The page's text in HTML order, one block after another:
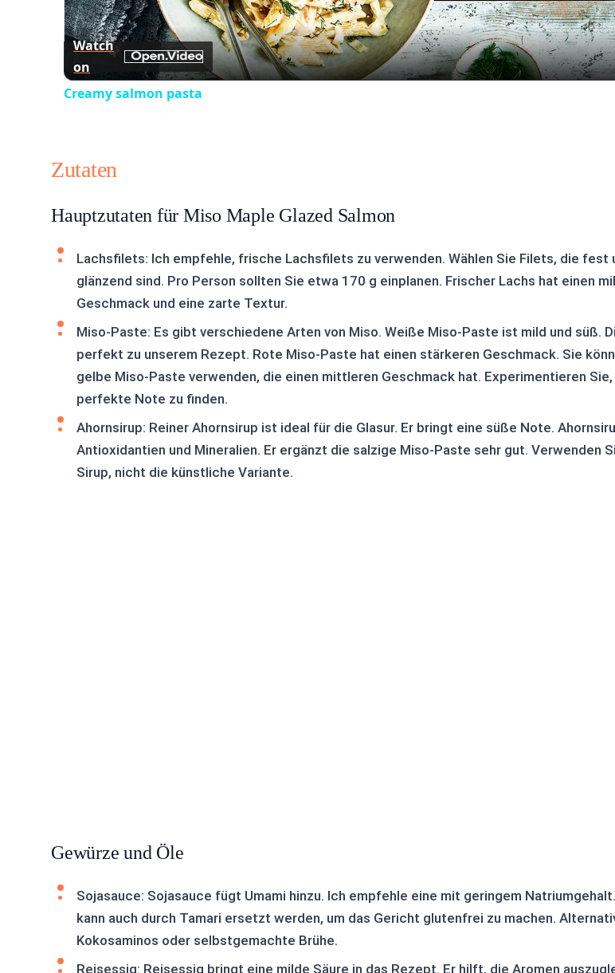
Watch
on
Creamy salmon pasta
Zutaten
Hauptzutaten für Miso Maple Glazed Salmon
Lachsfilets: Ich empfehle, frische Lachsfilets zu verwenden. Wählen Sie Filets, die fest
glänzend sind. Pro Person sollten Sie etwa 170 g einplanen. Frischer Lachs hat einen
Geschmack und eine zarte Textur.
Miso-Paste: Es gibt verschiedene Arten von Miso. Weiße Miso-Paste ist mild und süß.
perfekt zu unserem Rezept. Rote Miso-Paste hat einen stärkeren Geschmack. Sie
gelbe Miso-Paste verwenden, die einen mittleren Geschmack hat. Experimentieren Sie,
perfekte Note zu finden.
Ahornsirup: Reiner Ahornsirup ist ideal für die Glasur. Er bringt eine süße Note.
Antioxidantien und Mineralien. Er ergänzt die salzige Miso-Paste sehr gut. Verwenden
Sirup, nicht die künstliche Variante.
Gewürze und Öle
Sojasauce: Sojasauce fügt Umami hinzu. Ich empfehle eine mit geringem
kann auch durch Tamari ersetzt werden, um das Gericht glutenfrei zu machen.
Kokosaminos oder selbstgemachte Brühe.
Reisessig: Reisessig bringt eine milde Säure in das Rezept. Er hilft, die Aromen